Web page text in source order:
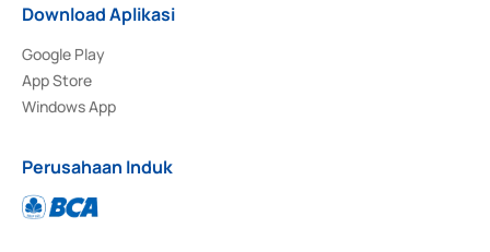
Download Aplikasi
Google Play
App Store
Windows App
Perusahaan Induk